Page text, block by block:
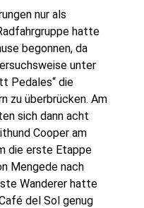
nur als
hatte
begonnen, da
unter
Pedales“ die
zu überbrücken. Am
sich dann acht
Cooper am
die erste Etappe
Mengede nach
Wanderer hatte
del Sol genug